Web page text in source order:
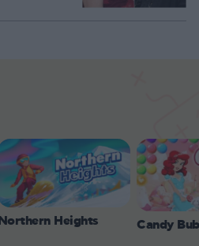
Heights Candy